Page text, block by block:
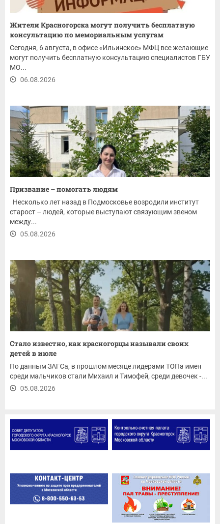
Жители Красногорска могут получить бесплатную
консультацию по мемориальным услугам
Сегодня, 6 августа, в офисе «Ильинское» МФЦ все желающие
могут получить бесплатную консультацию специалистов ГБУ
МО...
06.08.2026
Призвание – помогать людям
Несколько лет назад в Подмосковье возродили институт
старост – людей, которые выступают связующим звеном
между...
05.08.2026
Стало известно, как красногорцы называли своих
детей в июле
По данным ЗАГСа, в прошлом месяце лидерами ТОПа имен
среди мальчиков стали Михаил и Тимофей, среди девочек -...
05.08.2026